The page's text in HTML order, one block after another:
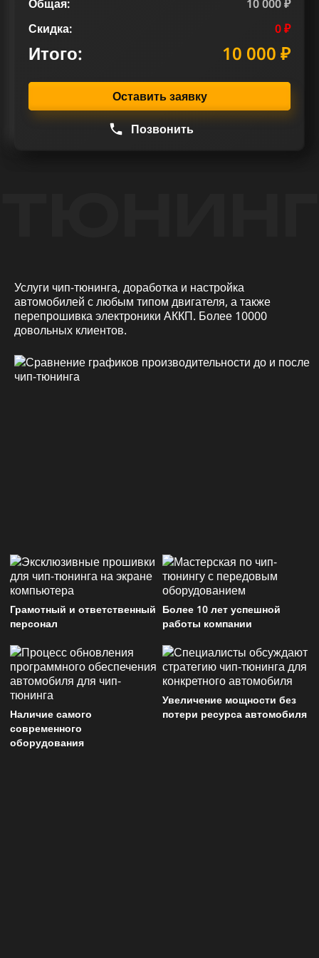
Общая:
10 000 ₽
Скидка:
0 ₽
Итого: 10 000 ₽
Оставить заявку
Позвонить
Услуги чип-тюнинга, доработка и настройка
автомобилей с любым типом двигателя, а также
перепрошивка электроники АККП. Более 10000
довольных клиентов.
Грамотный и ответственный
персонал
Более 10 лет успешной
работы компании
Наличие самого
современного
оборудования
Увеличение мощности без
потери ресурса автомобиля